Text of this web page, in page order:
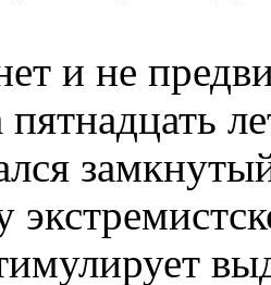
и не